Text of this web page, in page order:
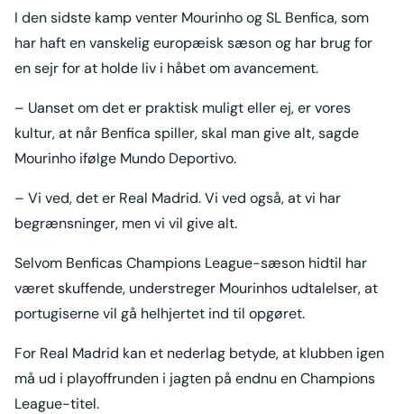
I den sidste kamp venter Mourinho og SL Benfica, som
har haft en vanskelig europæisk sæson og har brug for
en sejr for at holde liv i håbet om avancement.
– Uanset om det er praktisk muligt eller ej, er vores
kultur, at når Benfica spiller, skal man give alt, sagde
Mourinho ifølge Mundo Deportivo.
– Vi ved, det er Real Madrid. Vi ved også, at vi har
begrænsninger, men vi vil give alt.
Selvom Benficas Champions League-sæson hidtil har
været skuffende, understreger Mourinhos udtalelser, at
portugiserne vil gå helhjertet ind til opgøret.
For Real Madrid kan et nederlag betyde, at klubben igen
må ud i playoffrunden i jagten på endnu en Champions
League-titel.